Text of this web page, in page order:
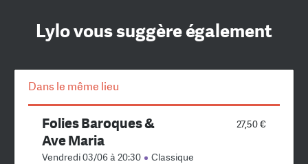
Lylo vous suggère également
Dans le même lieu
27,50 €
Folies Baroques &
Ave Maria
Vendredi 03/06 à 20:30 Classique